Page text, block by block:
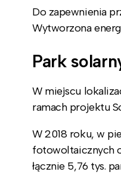
Do zapewnienia
Wytworzona
Park
W miejscu
ramach projektu
W 2018 roku, w
fotowoltaicznych
łącznie 5,76 tys.